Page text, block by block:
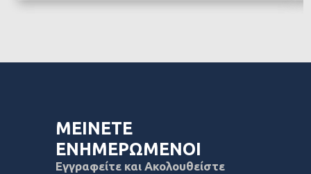
ΜΕΙΝΕΤΕ
ΕΝΗΜΕΡΩΜΕΝΟΙ
Εγγραφείτε και Ακολουθείστε